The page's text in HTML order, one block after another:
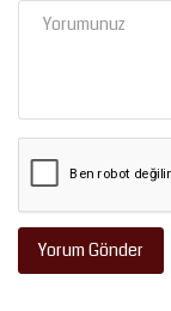
Yorum Gönder